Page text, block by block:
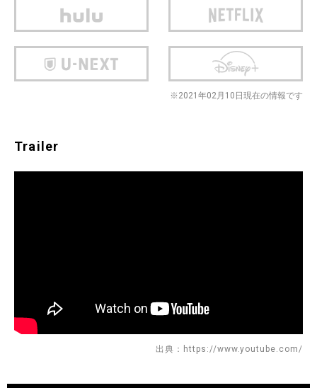
※2021年02月10日現在の情報です
Trailer
出典：https://www.youtube.com/